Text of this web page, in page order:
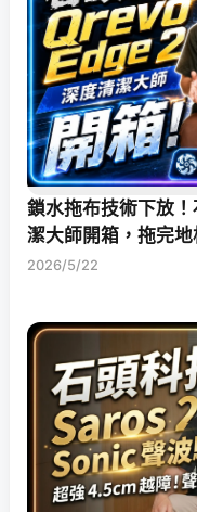
鎖水拖布技術下放
潔大師開箱，拖完
2026/5/22